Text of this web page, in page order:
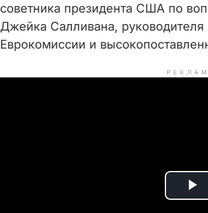
советника президента США по
Джейка Салливана, руководителя
Еврокомиссии и
P